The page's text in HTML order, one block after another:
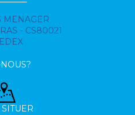
MENAGER
- CS80021